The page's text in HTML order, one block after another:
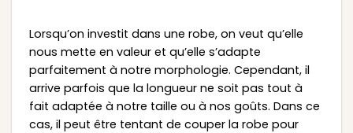
Lorsqu’on investit dans une robe, on veut qu’elle
nous mette en valeur et qu’elle s’adapte
parfaitement à notre morphologie. Cependant, il
arrive parfois que la longueur ne soit pas tout à
fait adaptée à notre taille ou à nos goûts. Dans ce
cas, il peut être tentant de couper la robe pour